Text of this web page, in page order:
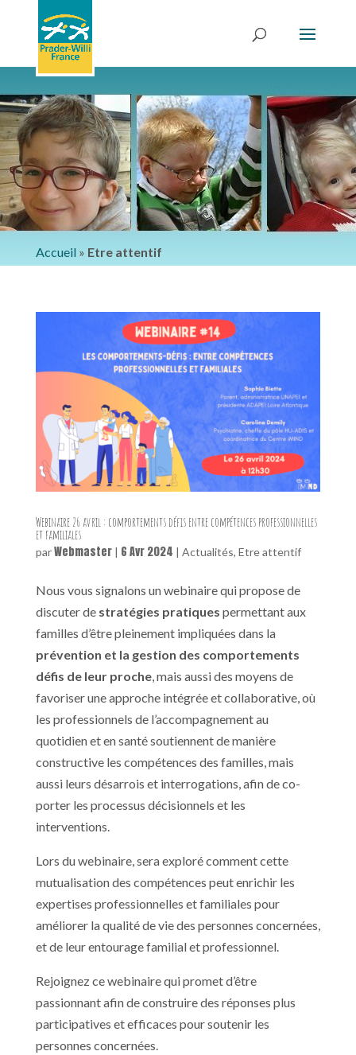
Accueil » Etre attentif
Webinaire 26 avril : comportements défis entre compétences professionnelles
et familiales
parWebmaster| 6 Avr 2024 | Actualités, Etre attentif
Nous vous signalons un webinaire qui propose de
discuter de stratégies pratiques permettant aux
familles d’être pleinement impliquées dans la
prévention et la gestion des comportements
défis de leur proche, mais aussi des moyens de
favoriser une approche intégrée et collaborative, où
les professionnels de l’accompagnement au
quotidien et en santé soutiennent de manière
constructive les compétences des familles, mais
aussi leurs désarrois et interrogations, afin de co-
porter les processus décisionnels et les
interventions.
Lors du webinaire, sera exploré comment cette
mutualisation des compétences peut enrichir les
expertises professionnelles et familiales pour
améliorer la qualité de vie des personnes concernées,
et de leur entourage familial et professionnel.
Rejoignez ce webinaire qui promet d’être
passionnant afin de construire des réponses plus
participatives et efficaces pour soutenir les
personnes concernées.